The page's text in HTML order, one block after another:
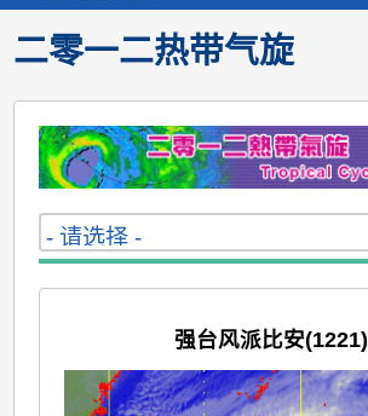
二零一二热带气旋
强台风派比安(1221)